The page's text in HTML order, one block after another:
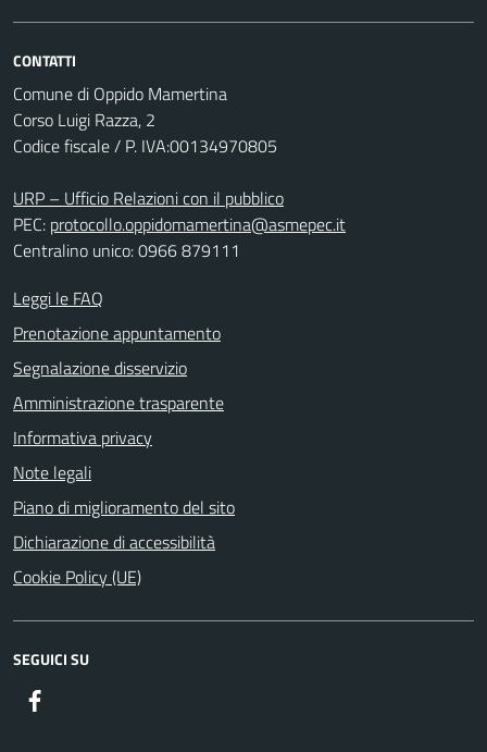
CONTATTI
Comune di Oppido Mamertina
Corso Luigi Razza, 2
Codice fiscale / P. IVA:00134970805
URP – Ufficio Relazioni con il pubblico
PEC: protocollo.oppidomamertina@asmepec.it
Centralino unico: 0966 879111
Leggi le FAQ
Prenotazione appuntamento
Segnalazione disservizio
Amministrazione trasparente
Informativa privacy
Note legali
Piano di miglioramento del sito
Dichiarazione di accessibilità
Cookie Policy (UE)
SEGUICI SU